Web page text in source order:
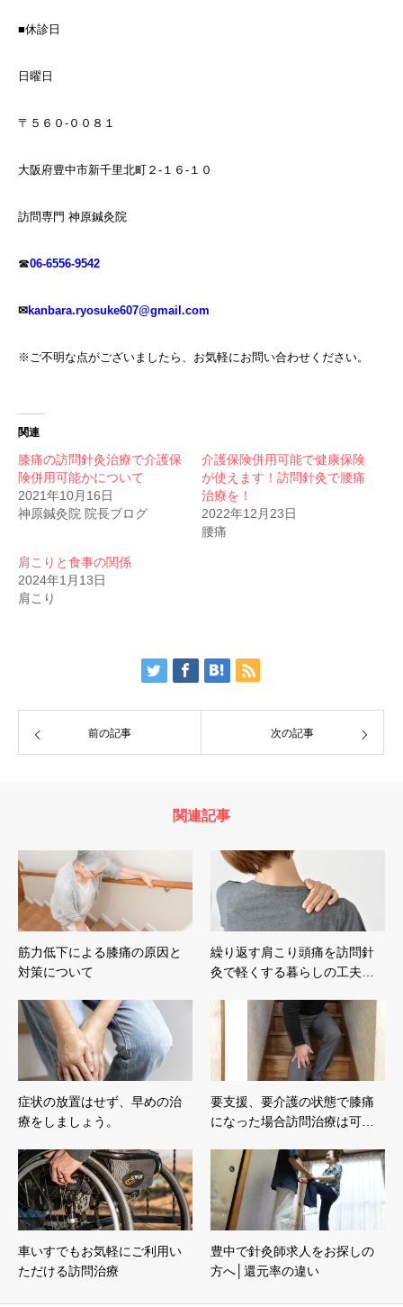
■休診日
日曜日
〒５６０-００８１
大阪府豊中市新千里北町２-１６-１０
訪問専門 神原鍼灸院
☎06-6556-9542
✉kanbara.ryosuke607@gmail.com
※ご不明な点がございましたら、お気軽にお問い合わせください。
関連
膝痛の訪問針灸治療で介護保
険併用可能かについて
2021年10月16日
神原鍼灸院 院長ブログ
介護保険併用可能で健康保険
が使えます！訪問針灸で腰痛
治療を！
2022年12月23日
腰痛
肩こりと食事の関係
2024年1月13日
肩こり
前の記事 次の記事
関連記事
筋力低下による膝痛の原因と
対策について
繰り返す肩こり頭痛を訪問針
灸で軽くする暮らしの工夫…
症状の放置はせず、早めの治
療をしましょう。
要支援、要介護の状態で膝痛
になった場合訪問治療は可…
車いすでもお気軽にご利用い
ただける訪問治療
豊中で針灸師求人をお探しの
方へ│還元率の違い